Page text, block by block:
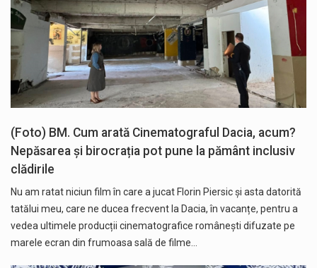
(Foto) BM. Cum arată Cinematograful Dacia, acum?
Nepăsarea și birocrația pot pune la pământ inclusiv
clădirile
Nu am ratat niciun film în care a jucat Florin Piersic și asta datorită
tatălui meu, care ne ducea frecvent la Dacia, în vacanțe, pentru a
vedea ultimele producții cinematografice românești difuzate pe
marele ecran din frumoasa sală de filme…